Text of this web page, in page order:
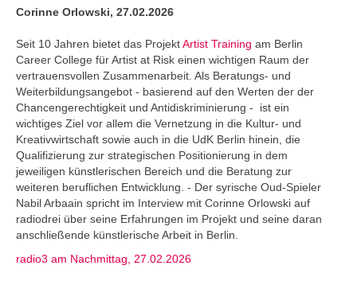
Corinne Orlowski, 27.02.2026
Seit 10 Jahren bietet das ProjektArtist Training am Berlin
Career College für Artist at Risk einen wichtigen Raum der
vertrauensvollen Zusammenarbeit. Als Beratungs- und
Weiterbildungsangebot - basierend auf den Werten der der
Chancengerechtigkeit und Antidiskriminierung - ist ein
wichtiges Ziel vor allem die Vernetzung in die Kultur- und
Kreativwirtschaft sowie auch in die UdK Berlin hinein, die
Qualifizierung zur strategischen Positionierung in dem
jeweiligen künstlerischen Bereich und die Beratung zur
weiteren beruflichen Entwicklung. - Der syrische Oud-Spieler
Nabil Arbaain spricht im Interview mit Corinne Orlowski auf
radiodrei über seine Erfahrungen im Projekt und seine daran
anschließende künstlerische Arbeit in Berlin.
radio3 am Nachmittag, 27.02.2026